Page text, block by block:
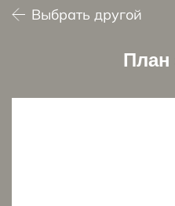
Выбрать другой
План